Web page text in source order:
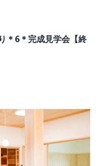
ブログ
＊6＊完成見学会【終